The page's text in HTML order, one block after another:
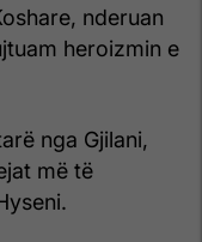
nderuan
heroizmin e
nga Gjilani,
më të